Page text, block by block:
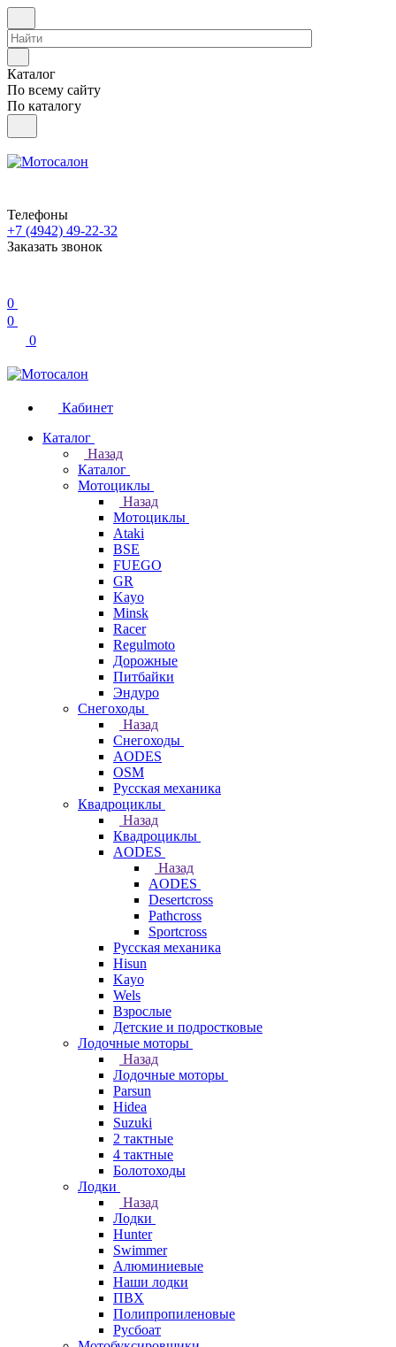
Каталог
По всему сайту
По каталогу
Телефоны
+7 (4942) 49-22-32
Заказать звонок
0
0
0
Кабинет
Каталог
Назад
Каталог
Мотоциклы
Назад
Мотоциклы
Ataki
BSE
FUEGO
GR
Kayo
Minsk
Racer
Regulmoto
Дорожные
Питбайки
Эндуро
Снегоходы
Назад
Снегоходы
AODES
OSM
Русская механика
Квадроциклы
Назад
Квадроциклы
AODES
Назад
AODES
Desertcross
Pathcross
Sportcross
Русская механика
Hisun
Kayo
Wels
Взрослые
Детские и подростковые
Лодочные моторы
Назад
Лодочные моторы
Parsun
Hidea
Suzuki
2 тактные
4 тактные
Болотоходы
Лодки
Назад
Лодки
Hunter
Swimmer
Алюминиевые
Наши лодки
ПВХ
Полипропиленовые
Русбоат